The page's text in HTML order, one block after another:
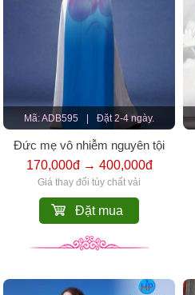
Mã: ADB595 | Đặt 2-4 ngày.
Đức mẹ vô nhiễm nguyên tội
170,000đ → 400,000đ
Giá thay đổi tùy chất vải
Đặt mua